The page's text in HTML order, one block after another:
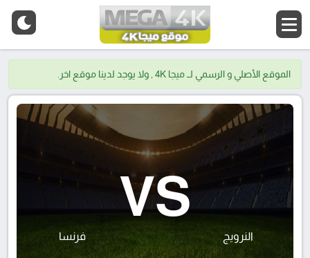
الموقع الأصلي و الرسمي لــ ميجا 4K , ولا يوجد لدينا موقع اخر.
النرويج
VS
فرنسا